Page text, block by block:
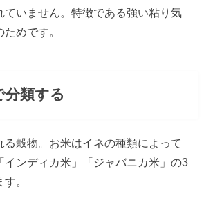
ていません。特徴である強い粘り気
めです。
分類する
る穀物。お米はイネの種類によって
インディカ米」「ジャバニカ米」の3
。